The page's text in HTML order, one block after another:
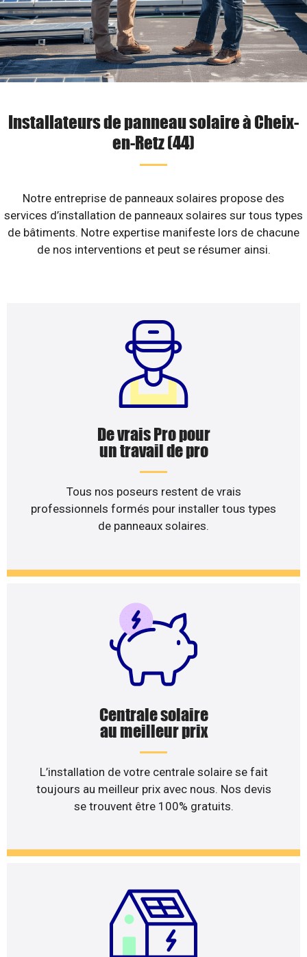
Installateurs de panneau solaire à Cheix-
en-Retz (44)
Notre entreprise de panneaux solaires propose des
services d’installation de panneaux solaires sur tous types
de bâtiments. Notre expertise manifeste lors de chacune
de nos interventions et peut se résumer ainsi.
De vrais Pro pour
un travail de pro
Tous nos poseurs restent de vrais
professionnels formés pour installer tous types
de panneaux solaires.
Centrale solaire
au meilleur prix
L’installation de votre centrale solaire se fait
toujours au meilleur prix avec nous. Nos devis
se trouvent être 100% gratuits.